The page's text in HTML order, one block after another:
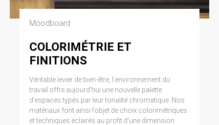
Moodboard
COLORIMÉTRIE ET
FINITIONS
Véritable levier de bien-être, l’environnement du
travail offre aujourd’hui une nouvelle palette
d’espaces typés par leur tonalité chromatique. Nos
matériaux font ainsi l’objet de choix colorimétriques
et techniques éclairés au profit d’une dimension